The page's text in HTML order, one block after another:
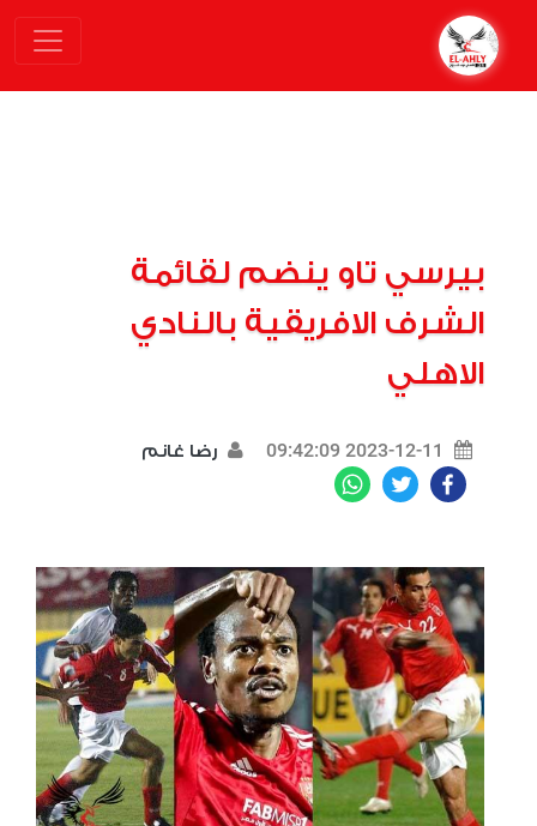
بيرسي تاو ينضم لقائمة
الشرف الافريقية بالنادي
الاهلي
2023-12-11 09:42:09 رضا غانم
Facebook
Twitter